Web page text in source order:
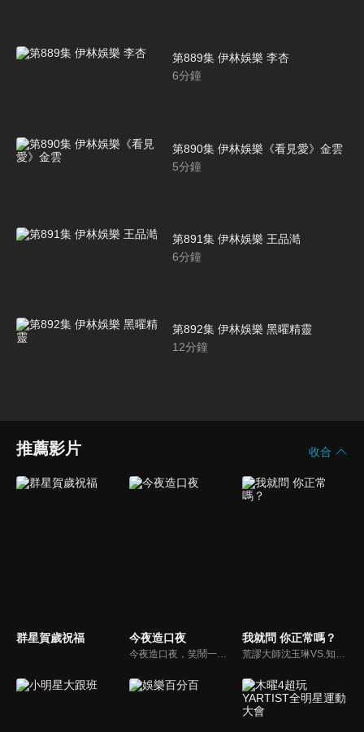
第889集 伊林娛樂 李杏
6分鐘
第890集 伊林娛樂《看見愛》金雲
5分鐘
第891集 伊林娛樂 王品澔
6分鐘
第892集 伊林娛樂 黑曜精靈
12分鐘
推薦影片 收合
群星賀歲祝福 今夜造口夜
今夜造口夜，笑鬧一整夜。以網路自製嘲諷節目走紅、在網路擁有廣大支持群眾和影響力的主播「視網膜」，藉此一揉合綜藝與喜劇之談話性節目，帶觀眾以輕鬆之方式，瞭解時下最熱門、最能引起共鳴的社會議題、現象和人物。 多元的切入角度、最輕鬆易懂的議題剖析、言論尺度不設限！
我就問 你正常嗎？